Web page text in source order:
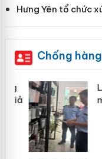
Hưng Yên tổ chức
Chống
Lào